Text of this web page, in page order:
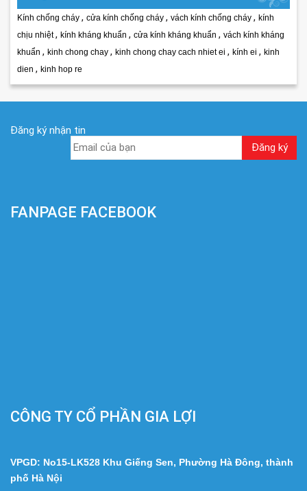
Kính chống cháy , cửa kính chống cháy , vách kính chống cháy , kính
chịu nhiệt, kính kháng khuẩn , cửa kính kháng khuẩn , vách kính kháng
khuẩn , kinh chong chay , kinh chong chay cach nhiet ei , kính ei , kinh
dien , kinh hop re
Đăng ký nhận tin
FANPAGE FACEBOOK
CÔNG TY CỔ PHẦN GIA LỢI
VPGD: No15-LK528 Khu Giếng Sen, Phường Hà Đông, thành
phố Hà Nội